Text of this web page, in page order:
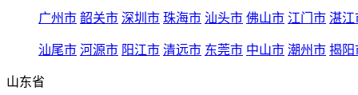
广州市 韶关市 深圳市 珠海市 汕头市 佛山市 江门市 湛江
汕尾市 河源市 阳江市 清远市 东莞市 中山市 潮州市 揭阳
山东省